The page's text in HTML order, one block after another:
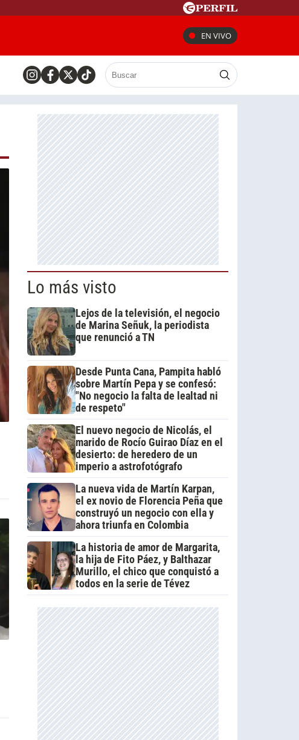
EN VIVO
Lo más visto
Lejos de la televisión, el negocio
de Marina Señuk, la periodista
que renunció a TN
Desde Punta Cana, Pampita habló
sobre Martín Pepa y se confesó:
"No negocio la falta de lealtad ni
de respeto"
El nuevo negocio de Nicolás, el
marido de Rocío Guirao Díaz en el
desierto: de heredero de un
imperio a astrofotógrafo
La nueva vida de Martín Karpan,
el ex novio de Florencia Peña que
construyó un negocio con ella y
ahora triunfa en Colombia
La historia de amor de Margarita,
la hija de Fito Páez, y Balthazar
Murillo, el chico que conquistó a
todos en la serie de Tévez